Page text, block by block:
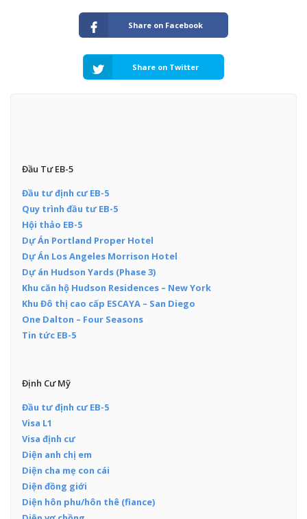
Share on Facebook
Share on Twitter
Đầu Tư EB-5
Đầu tư định cư EB-5
Quy trình đầu tư EB-5
Hội thảo EB-5
Dự Án Portland Proper Hotel
Dự Án Los Angeles Morrison Hotel
Dự án Hudson Yards (Phase 3)
Khu căn hộ Hudson Residences – New York
Khu Đô thị cao cấp ESCAYA – San Diego
One Dalton – Four Seasons
Tin tức EB-5
Định Cư Mỹ
Đầu tư định cư EB-5
Visa L1
Visa định cư
Diện anh chị em
Diện cha mẹ con cái
Diện đồng giới
Diện hôn phu/hôn thê (fiance)